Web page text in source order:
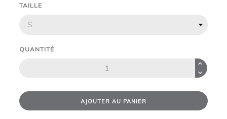
TAILLE
QUANTITÉ
AJOUTER AU PANIER